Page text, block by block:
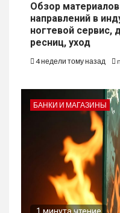
Обзор
направлений в
ногтевой сервис,
ресниц, уход
4 недели тому назад
БАНКИ И МАГАЗИНЫ